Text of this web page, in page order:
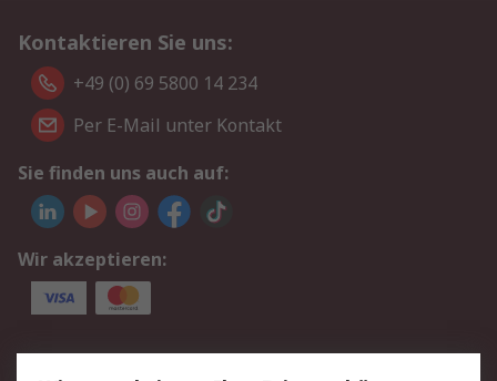
Kontaktieren Sie uns:
+49 (0) 69 5800 14 234
Per E-Mail unter Kontakt
Sie finden uns auch auf:
Wir akzeptieren:
Service